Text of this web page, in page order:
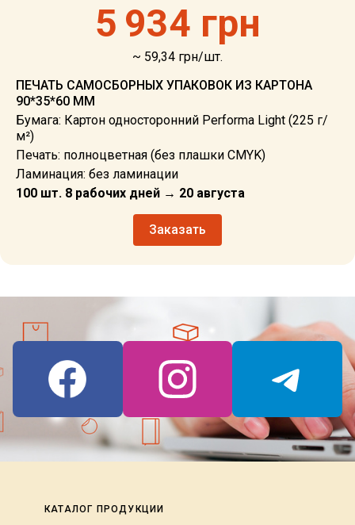
5 934 грн
~ 59,34 грн/шт.
ПЕЧАТЬ САМОСБОРНЫХ УПАКОВОК ИЗ КАРТОНА
90*35*60 ММ
Бумага: Картон односторонний Performa Light (225 г/
м²)
Печать: полноцветная (без плашки CMYK)
Ламинация: без ламинации
100 шт. 8 рабочих дней → 20 августа
Заказать
КАТАЛОГ ПРОДУКЦИИ